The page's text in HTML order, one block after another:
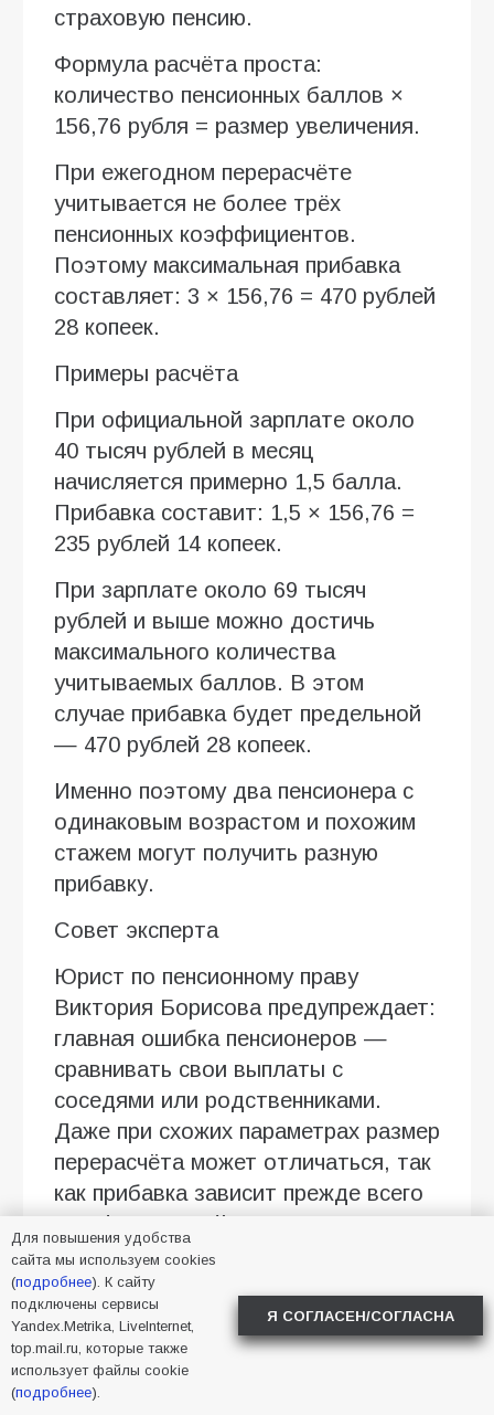
страховую пенсию.
Формула расчёта проста:
количество пенсионных баллов ×
156,76 рубля = размер увеличения.
При ежегодном перерасчёте
учитывается не более трёх
пенсионных коэффициентов.
Поэтому максимальная прибавка
составляет: 3 × 156,76 = 470 рублей
28 копеек.
Примеры расчёта
При официальной зарплате около
40 тысяч рублей в месяц
начисляется примерно 1,5 балла.
Прибавка составит: 1,5 × 156,76 =
235 рублей 14 копеек.
При зарплате около 69 тысяч
рублей и выше можно достичь
максимального количества
учитываемых баллов. В этом
случае прибавка будет предельной
— 470 рублей 28 копеек.
Именно поэтому два пенсионера с
одинаковым возрастом и похожим
стажем могут получить разную
прибавку.
Совет эксперта
Юрист по пенсионному праву
Виктория Борисова предупреждает:
главная ошибка пенсионеров —
сравнивать свои выплаты с
соседями или родственниками.
Даже при схожих параметрах размер
перерасчёта может отличаться, так
как прибавка зависит прежде всего
от официальной зарплаты и
количества сформированных
коэффициентов.
Перед обращением в Социальный
фонд рекомендуется проверить
индивидуальные сведения в личном
Для повышения удобства
сайта мы используем cookies
(подробнее). К сайту
подключены сервисы
Yandex.Metrika, LiveInternet,
top.mail.ru, которые также
использует файлы cookie
(подробнее).
Я СОГЛАСЕН/СОГЛАСНА